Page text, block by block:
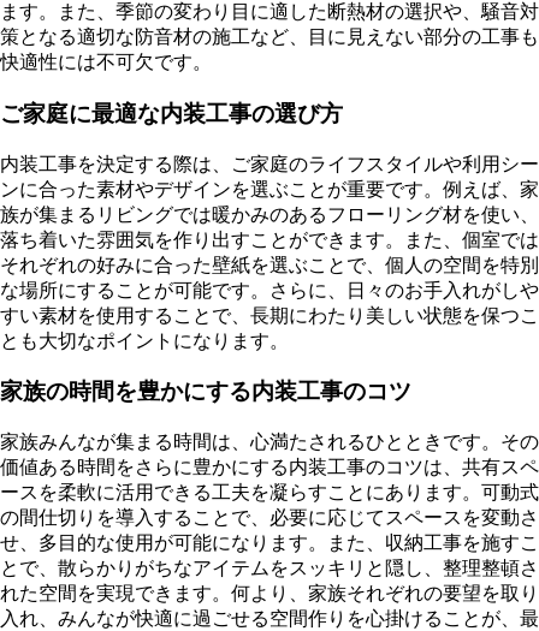
ます。また、季節の変わり目に適した断熱材の選択や、騒音対
策となる適切な防音材の施工など、目に見えない部分の工事も
快適性には不可欠です。
ご家庭に最適な内装工事の選び方
内装工事を決定する際は、ご家庭のライフスタイルや利用シー
ンに合った素材やデザインを選ぶことが重要です。例えば、家
族が集まるリビングでは暖かみのあるフローリング材を使い、
落ち着いた雰囲気を作り出すことができます。また、個室では
それぞれの好みに合った壁紙を選ぶことで、個人の空間を特別
な場所にすることが可能です。さらに、日々のお手入れがしや
すい素材を使用することで、長期にわたり美しい状態を保つこ
とも大切なポイントになります。
家族の時間を豊かにする内装工事のコツ
家族みんなが集まる時間は、心満たされるひとときです。その
価値ある時間をさらに豊かにする内装工事のコツは、共有スペ
ースを柔軟に活用できる工夫を凝らすことにあります。可動式
の間仕切りを導入することで、必要に応じてスペースを変動さ
せ、多目的な使用が可能になります。また、収納工事を施すこ
とで、散らかりがちなアイテムをスッキリと隠し、整理整頓さ
れた空間を実現できます。何より、家族それぞれの要望を取り
入れ、みんなが快適に過ごせる空間作りを心掛けることが、最